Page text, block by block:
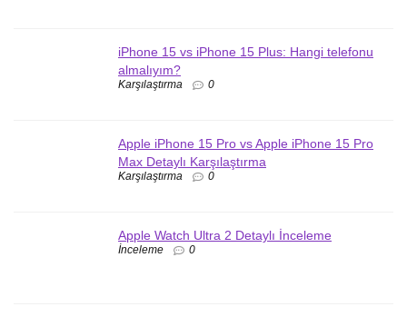
iPhone 15 vs iPhone 15 Plus: Hangi telefonu
almalıyım?
Karşılaştırma 0
Apple iPhone 15 Pro vs Apple iPhone 15 Pro
Max Detaylı Karşılaştırma
Karşılaştırma 0
Apple Watch Ultra 2 Detaylı İnceleme
İnceleme 0